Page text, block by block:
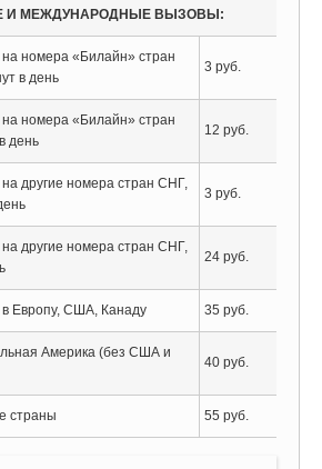
И МЕЖДУНАРОДНЫЕ ВЫЗОВЫ:
номера «Билайн» стран
в день
3 руб.
номера «Билайн» стран
день
12 руб.
другие номера стран СНГ,
3 руб.
другие номера стран СНГ,
24 руб.
Европу, США, Канаду 35 руб.
Америка (без США и
40 руб.
страны 55 руб.